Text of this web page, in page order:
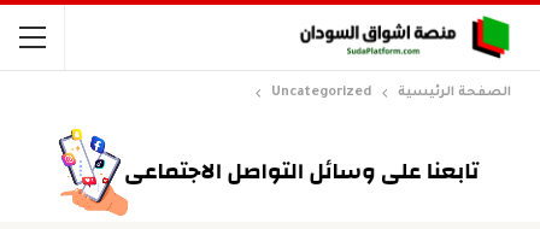
الصفحة الرئيسية Uncategorized